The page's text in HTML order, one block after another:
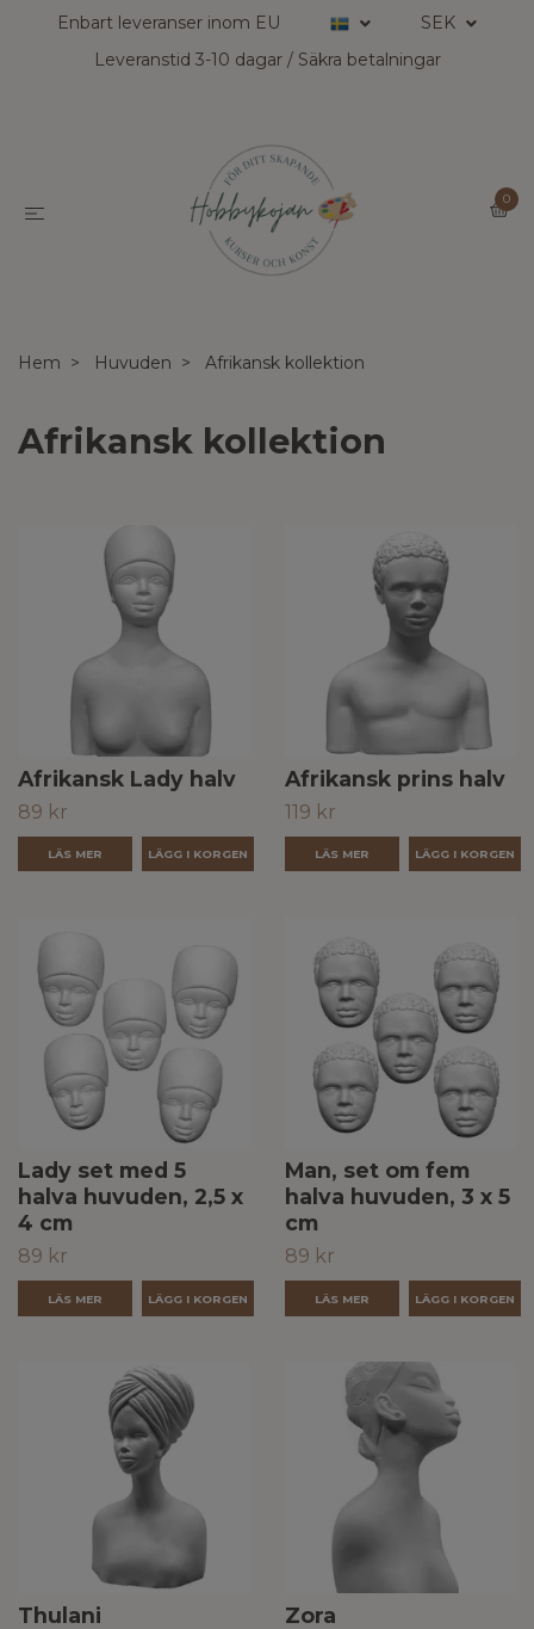
Enbart leveranser inom EU
SEK
Leveranstid 3-10 dagar / Säkra betalningar
0
Hem Huvuden Afrikansk kollektion
Afrikansk kollektion
Afrikansk Lady halv
89 kr
LÄS MER
Afrikansk prins halv
119 kr
LÄS MER
Lady set med 5
halva huvuden, 2,5 x
4 cm
89 kr
LÄS MER
Man, set om fem
halva huvuden, 3 x 5
cm
89 kr
LÄS MER
Thulani Zora